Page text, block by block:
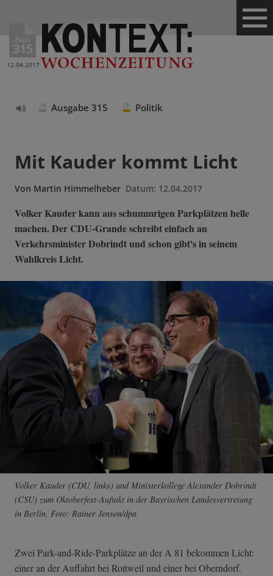
Ausg.
315
12.04.2017
Ausgabe 315 Politik
Mit Kauder kommt Licht
Von Martin Himmelheber Datum: 12.04.2017
Volker Kauder kann aus schummrigen Parkplätzen helle
machen. Der CDU-Grande schreibt einfach an
Verkehrsminister Dobrindt und schon gibt's in seinem
Wahlkreis Licht.
Volker Kauder (CDU, links) und Ministerkollege Alexander Dobrindt
(CSU) zum Oktoberfest-Auftakt in der Bayrischen Landesvertretung
in Berlin. Foto: Rainer Jensen/dpa
Zwei Park-and-Ride-Parkplätze an der A 81 bekommen Licht:
einer an der Auffahrt bei Rottweil und einer bei Oberndorf.